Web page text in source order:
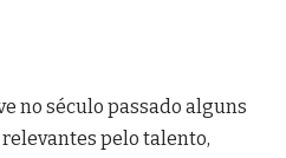
no século passado alguns
pelo talento,